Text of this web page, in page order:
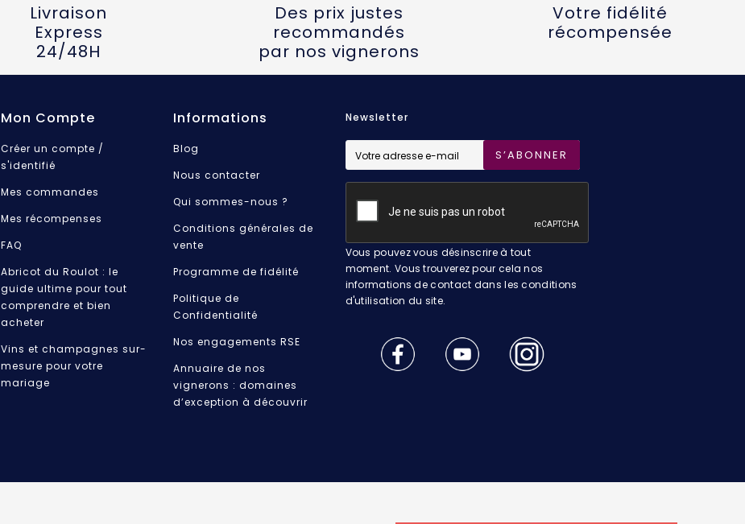
Livraison
Express
24/48H
Des prix justes
recommandés
par nos vignerons
Votre fidélité
récompensée
Mon Compte
Créer un compte /
s'identifié
Mes commandes
Mes récompenses
FAQ
Abricot du Roulot : le
guide ultime pour tout
comprendre et bien
acheter
Vins et champagnes sur-
mesure pour votre
mariage
Informations
Blog
Nous contacter
Qui sommes-nous ?
Conditions générales de
vente
Programme de fidélité
Politique de
Confidentialité
Nos engagements RSE
Annuaire de nos
vignerons : domaines
d’exception à découvrir
Newsletter
S’ABONNER
Vous pouvez vous désinscrire à tout
moment. Vous trouverez pour cela nos
informations de contact dans les conditions
d'utilisation du site.